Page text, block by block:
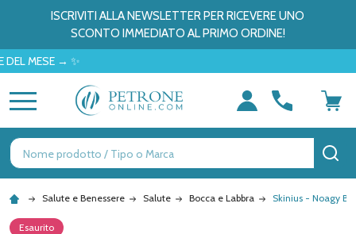
ISCRIVITI ALLA NEWSLETTER PER RICEVERE UNO
SCONTO IMMEDIATO AL PRIMO ORDINE!
→ ✨
Ricerca
Salute e Benessere Salute Bocca e Labbra Skinius - Noagy
Esaurito